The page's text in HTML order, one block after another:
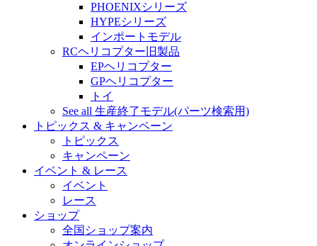
PHOENIXシリーズ
HYPEシリーズ
インポートモデル
RCヘリコプター旧製品
EPヘリコプター
GPヘリコプター
トイ
See all 生産終了モデル(パーツ検索用)
トピックス & キャンペーン
トピックス
キャンペーン
イベント & レース
イベント
レース
ショップ
全国ショップ案内